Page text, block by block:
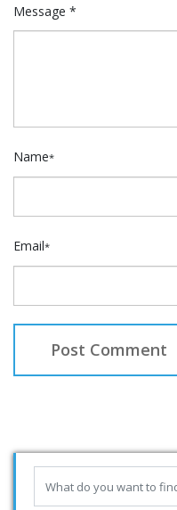
Message *
Name*
Email*